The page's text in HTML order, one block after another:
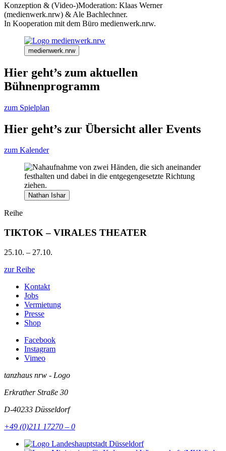
Konzeption & (Video-)Moderation: Klaas Werner
(medienwerk.nrw) & Ale Bachlechner.
In Kooperation mit dem Büro medienwerk.nrw.
medienwerk.nrw
Hier geht’s zum aktuellen
Bühnenprogramm
zum Spielplan
Hier geht’s zur Übersicht aller Events
zum Kalender
Nathan Ishar
Reihe
TIKTOK – VIRALES THEATER
25.10. – 27.10.
zur Reihe
Kontakt
Jobs
Vermietung
Presse
Shop
Facebook
Instagram
Vimeo
tanzhaus nrw - Logo
Erkrather Straße 30
D-40233 Düsseldorf
+49 (0)211 17270 – 0